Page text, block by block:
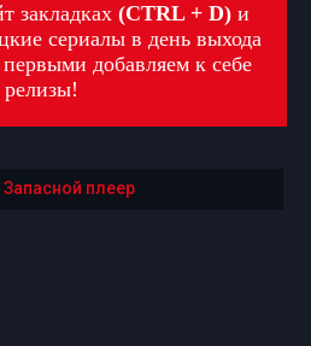
закладках (CTRL + D) и
сериалы в день выхода
добавляем к себе
релизы!
Запасной плеер